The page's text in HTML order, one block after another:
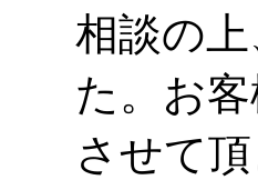
相談の
た。お
させて